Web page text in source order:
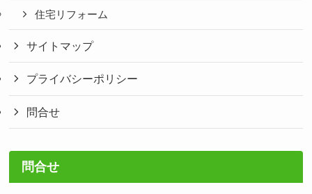
住宅リフォーム
サイトマップ
プライバシーポリシー
問合せ
問合せ